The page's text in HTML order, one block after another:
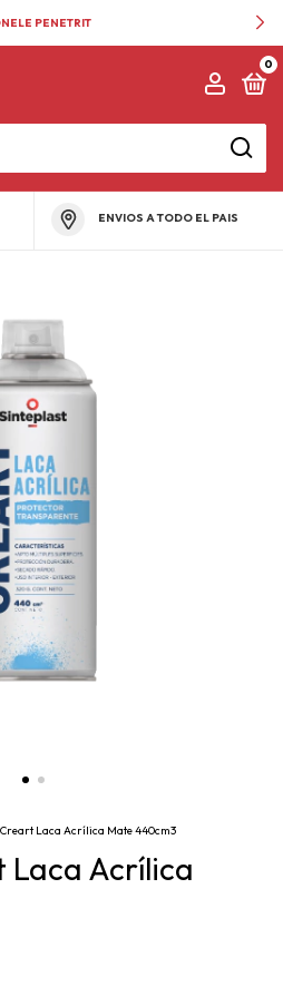
PENETRIT
0
ENVIOS A TODO EL PAIS
Laca Acrílica Mate 440cm3
Laca Acrílica